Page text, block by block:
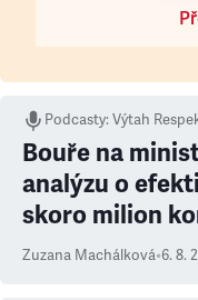
Podcasty:Výtah
Bouře na
analýzu o
skoro milion
Zuzana Machálková•6. 8.